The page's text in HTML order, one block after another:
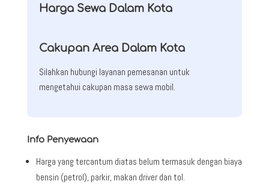
Harga Sewa Dalam Kota
Cakupan Area Dalam Kota
Silahkan hubungi layanan pemesanan untuk
mengetahui cakupan masa sewa mobil.
Info Penyewaan
Harga yang tercantum diatas belum termasuk dengan biaya
bensin (petrol), parkir, makan driver dan tol.